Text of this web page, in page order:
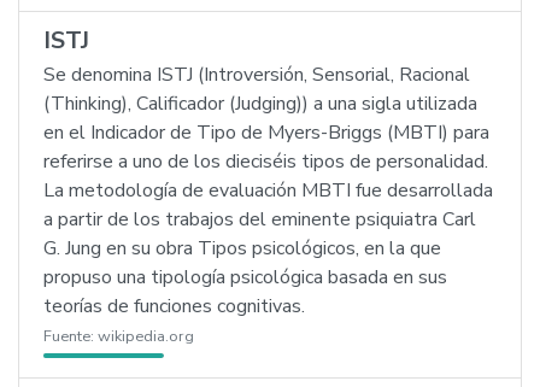
ISTJ
Se denomina ISTJ (Introversión, Sensorial, Racional
(Thinking), Calificador (Judging)) a una sigla utilizada
en el Indicador de Tipo de Myers-Briggs (MBTI) para
referirse a uno de los dieciséis tipos de personalidad.
La metodología de evaluación MBTI fue desarrollada
a partir de los trabajos del eminente psiquiatra Carl
G. Jung en su obra Tipos psicológicos, en la que
propuso una tipología psicológica basada en sus
teorías de funciones cognitivas.
Fuente: wikipedia.org